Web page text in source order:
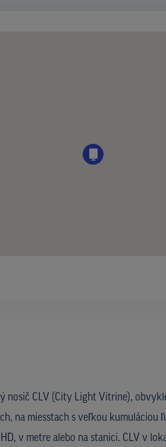
nosič CLV (City Light Vitrine),
na miesstach s veľkou kumuláciou
v metre alebo na stanici. CLV v